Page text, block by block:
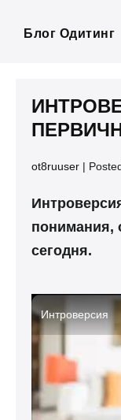
Блог Одитинг
ot8ruuser |
понимания,
сегодня.
Интроверсия